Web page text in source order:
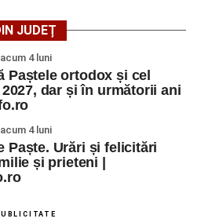
JUDEȚ
acum 4 luni
Paștele ortodox și cel
dar și în următorii ani
acum 4 luni
Paște. Urări și felicitări
și prieteni |